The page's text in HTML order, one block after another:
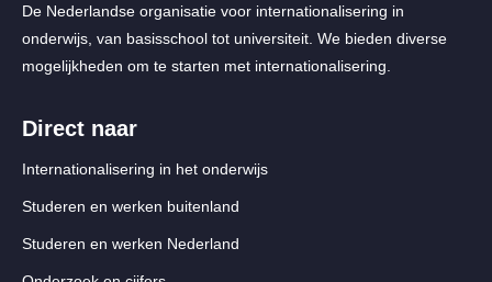
De Nederlandse organisatie voor internationalisering in
onderwijs, van basisschool tot universiteit. We bieden diverse
mogelijkheden om te starten met internationalisering.
Direct naar
Internationalisering in het onderwijs
Studeren en werken buitenland
Studeren en werken Nederland